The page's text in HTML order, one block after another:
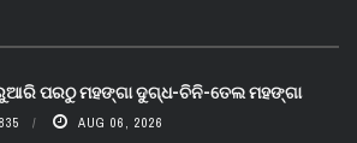
ପରଠୁ ମହଙ୍ଗା ଦୁଗ୍ଧ-ଚିନି-ତେଲ ମହଙ୍ଗା
AUG 06, 2026